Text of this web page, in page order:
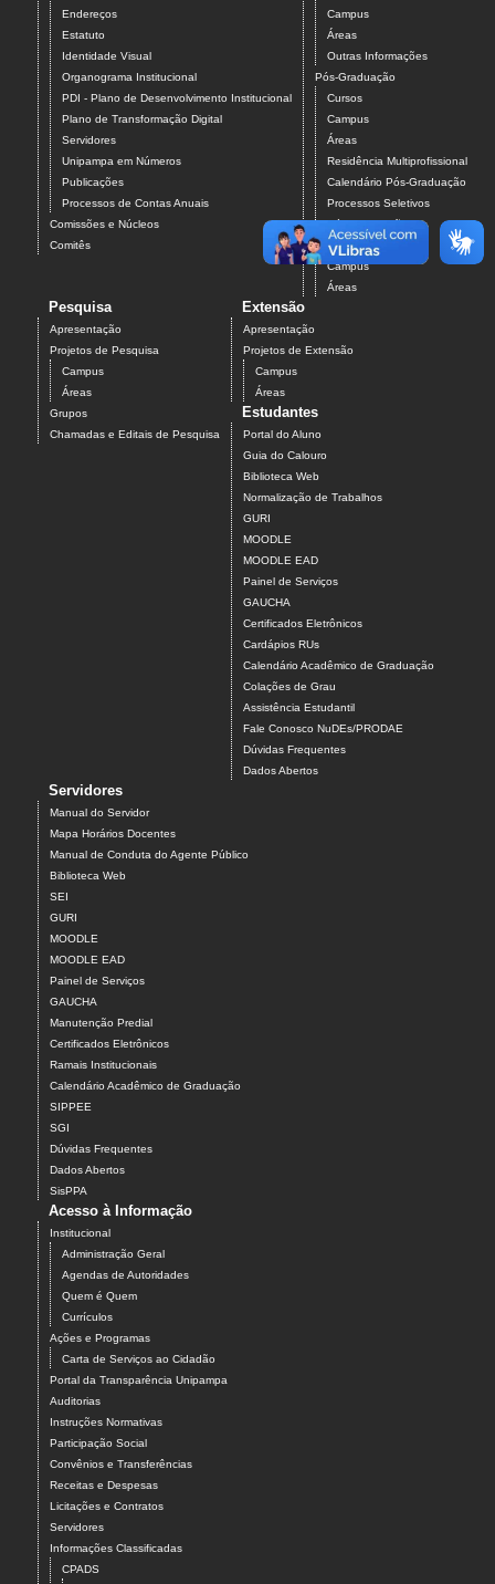
Endereços
Estatuto
Identidade Visual
Organograma Institucional
PDI - Plano de Desenvolvimento Institucional
Plano de Transformação Digital
Servidores
Unipampa em Números
Publicações
Processos de Contas Anuais
Comissões e Núcleos
Comitês
Campus
Áreas
Outras Informações
Pós-Graduação
Cursos
Campus
Áreas
Residência Multiprofissional
Calendário Pós-Graduação
Processos Seletivos
Pós-Graduação
Projetos
Campus
Áreas
Pesquisa
Apresentação
Projetos de Pesquisa
Campus
Áreas
Grupos
Chamadas e Editais de Pesquisa
Extensão
Apresentação
Projetos de Extensão
Campus
Áreas
Estudantes
Portal do Aluno
Guia do Calouro
Biblioteca Web
Normalização de Trabalhos
GURI
MOODLE
MOODLE EAD
Painel de Serviços
GAUCHA
Certificados Eletrônicos
Cardápios RUs
Calendário Acadêmico de Graduação
Colações de Grau
Assistência Estudantil
Fale Conosco NuDEs/PRODAE
Dúvidas Frequentes
Dados Abertos
Servidores
Manual do Servidor
Mapa Horários Docentes
Manual de Conduta do Agente Público
Biblioteca Web
SEI
GURI
MOODLE
MOODLE EAD
Painel de Serviços
GAUCHA
Manutenção Predial
Certificados Eletrônicos
Ramais Institucionais
Calendário Acadêmico de Graduação
SIPPEE
SGI
Dúvidas Frequentes
Dados Abertos
SisPPA
Acesso à Informação
Institucional
Administração Geral
Agendas de Autoridades
Quem é Quem
Currículos
Ações e Programas
Carta de Serviços ao Cidadão
Portal da Transparência Unipampa
Auditorias
Instruções Normativas
Participação Social
Convênios e Transferências
Receitas e Despesas
Licitações e Contratos
Servidores
Informações Classificadas
CPADS